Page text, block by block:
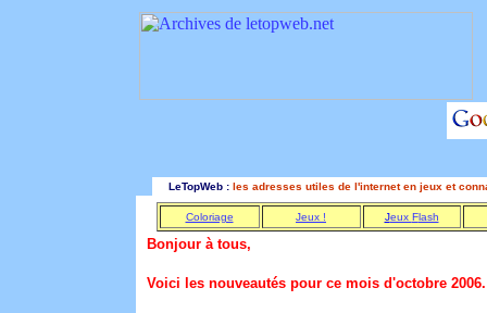
LeTopWeb : les adresses utiles de l'internet en jeux et
Coloriage Jeux ! Jeux Flash
Bonjour à tous,
Voici les nouveautés pour ce mois d'octobre 2006.